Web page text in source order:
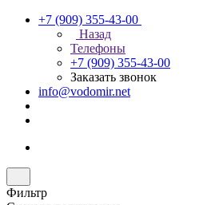
+7 (909) 355-43-00
Назад
Телефоны
+7 (909) 355-43-00
Заказать звонок
info@vodomir.net
Фильтр